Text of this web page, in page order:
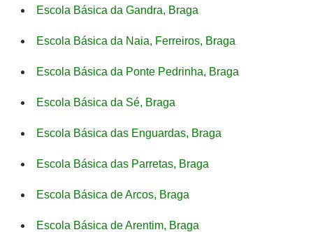
Escola Básica da Gandra, Braga
Escola Básica da Naia, Ferreiros, Braga
Escola Básica da Ponte Pedrinha, Braga
Escola Básica da Sé, Braga
Escola Básica das Enguardas, Braga
Escola Básica das Parretas, Braga
Escola Básica de Arcos, Braga
Escola Básica de Arentim, Braga